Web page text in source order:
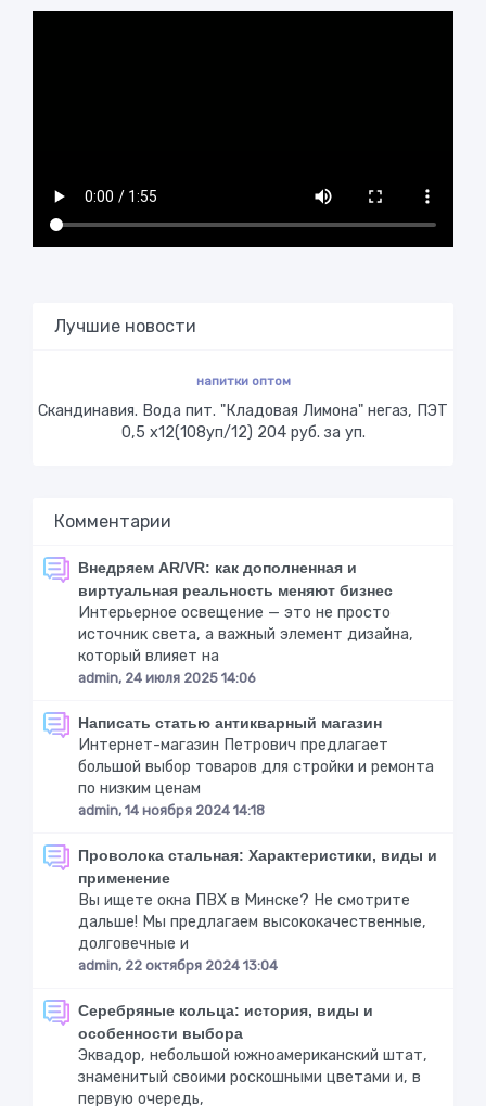
Лучшие новости
напитки оптом
Скандинавия. Вода пит. "Кладовая Лимона" негаз, ПЭТ
0,5 х12(108уп/12) 204 руб. за уп.
Комментарии
Внедряем AR/VR: как дополненная и
виртуальная реальность меняют бизнес
Интерьерное освещение — это не просто
источник света, а важный элемент дизайна,
который влияет на
admin, 24 июля 2025 14:06
Написать статью антикварный магазин
Интернет-магазин Петрович предлагает
большой выбор товаров для стройки и ремонта
по низким ценам
admin, 14 ноября 2024 14:18
Проволока стальная: Характеристики, виды и
применение
Вы ищете окна ПВХ в Минске? Не смотрите
дальше! Мы предлагаем высококачественные,
долговечные и
admin, 22 октября 2024 13:04
Серебряные кольца: история, виды и
особенности выбора
Эквадор, небольшой южноамериканский штат,
знаменитый своими роскошными цветами и, в
первую очередь,